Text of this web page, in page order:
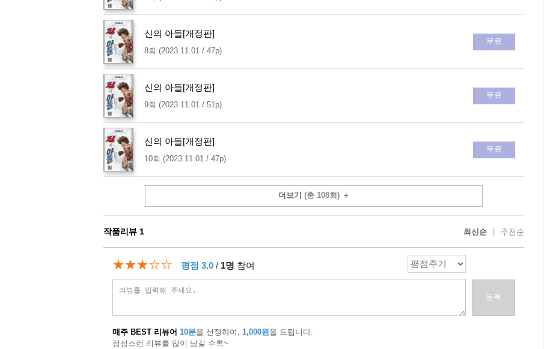
신의 아들[개정판]
8회 (2023.11.01 / 47p)
무료
신의 아들[개정판]
9회 (2023.11.01 / 51p)
무료
신의 아들[개정판]
10회 (2023.11.01 / 47p)
무료
더보기 (총 108회)＋
작품리뷰 1 최신순 추천순
★★★☆☆ 평점 3.0 / 1명 참여
등록
매주 BEST 리뷰어 10분을 선정하여, 1,000원을 드립니다.
정성스런 리뷰를 많이 남길 수록~